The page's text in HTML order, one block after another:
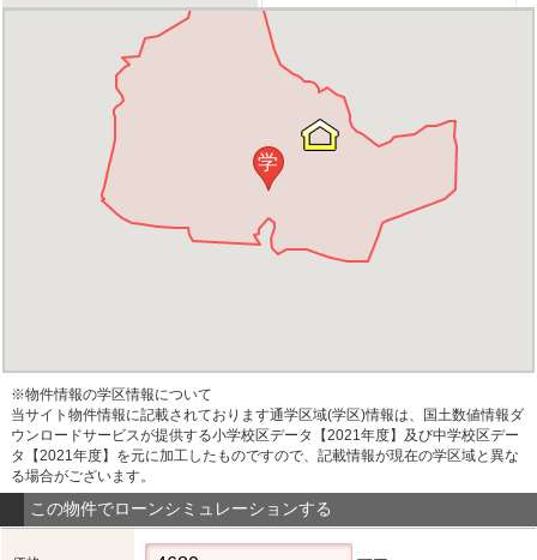
学
※物件情報の学区情報について
当サイト物件情報に記載されております通学区域(学区)情報は、国土数値情報ダ
ウンロードサービスが提供する小学校区データ【2021年度】及び中学校区デー
タ【2021年度】を元に加工したものですので、記載情報が現在の学区域と異な
る場合がございます。
この物件でローンシミュレーションする